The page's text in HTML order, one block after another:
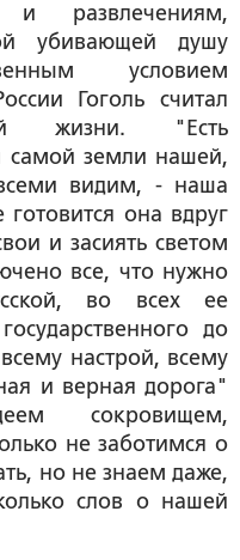
и развлечениям,
убивающей душу
условием
Гоголь считал
жизни. "Есть
самой земли нашей,
видим, - наша
она вдруг
и засиять светом
все, что нужно
во всех ее
до
настрой, всему
и верная дорога"
сокровищем,
не заботимся о
но не знаем даже,
слов о нашей